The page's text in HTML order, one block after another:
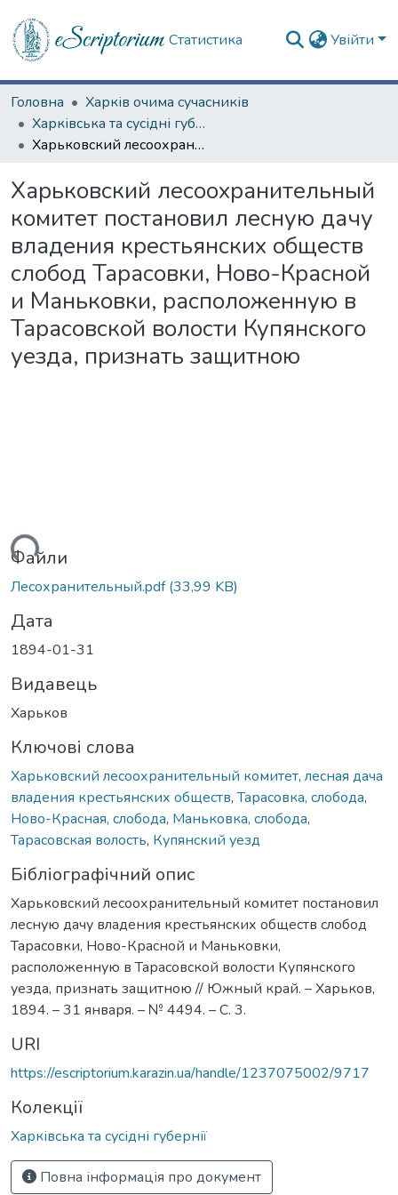
Статистика Увійти
Головна
Харків очима сучасників
Харківська та сусідні губернії
Харьковский лесоохранительный комитет постановил лесную дачу владения крестьянских обществ слобод Тарасовки, Ново-Красной и Маньковки, расположенную в Тарасовской волости Купянского уезда, признать защитною
Харьковский лесоохранительный
комитет постановил лесную дачу
владения крестьянских обществ
слобод Тарасовки, Ново-Красной
и Маньковки, расположенную в
Тарасовской волости Купянского
уезда, признать защитною
Файли
Лесохранительный.pdf(33,99 KB)
Дата
1894-01-31
Видавець
Харьков
Ключові слова
Харьковский лесоохранительный комитет, лесная дача
владения крестьянских обществ,Тарасовка, слобода,
Ново-Красная, слобода, Маньковка, слобода,
Тарасовская волость, Купянский уезд
Бібліографічний опис
Харьковский лесоохранительный комитет постановил
лесную дачу владения крестьянских обществ слобод
Тарасовки, Ново-Красной и Маньковки,
расположенную в Тарасовской волости Купянского
уезда, признать защитною // Южный край. – Харьков,
1894. – 31 января. – № 4494. – С. 3.
URI
https://escriptorium.karazin.ua/handle/1237075002/9717
Колекції
Харківська та сусідні губернії
Повна інформація про документ